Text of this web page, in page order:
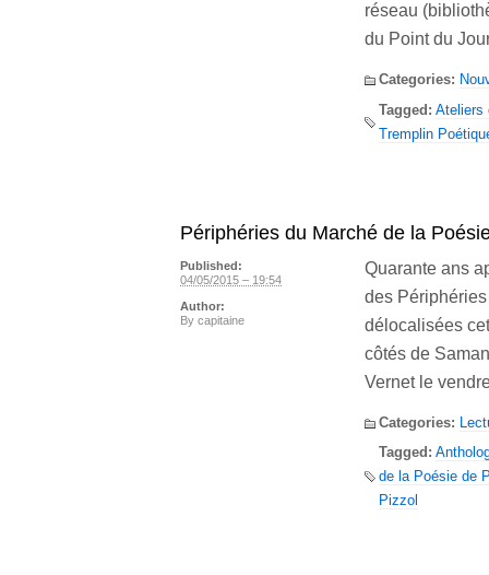
réseau
du Point du
Categories:
Tagged: Ateliers
Tremplin
Périphéries du Marché de la
Quarante ans
des
délocalisées
côtés de
Vernet le
Categories:
Tagged:
de la Poésie de
Pizzol
Published:
04/05/2015 – 19:54
Author:
By capitaine